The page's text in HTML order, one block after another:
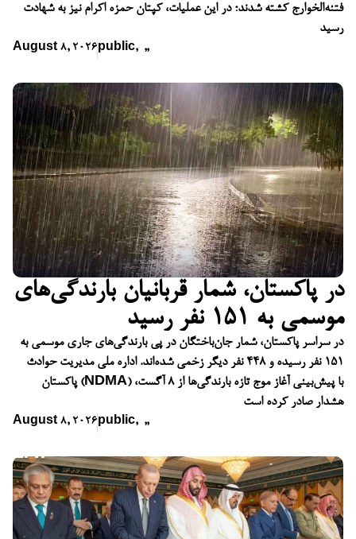
فتنه‌الخوارج کشته شدند؛ در این عملیات، کپتان حمزه اکرام نیز به شهادت
رسید
August 8, 2026 public, ,,
در پاکستان، شمار قربانیان بارندگی‌های
موسمی به ۱۵۱ نفر رسید
در سراسر پاکستان، شمار جان‌باختگان در پی بارندگی‌های جاری موسمی به
۱۵۱ نفر رسیده و ۴۴۸ نفر دیگر زخمی شده‌اند. اداره ملی مدیریت حوادث
پاکستان (NDMA) با پیش‌بینی آغاز موج تازه بارندگی‌ها از ۸ آگست،
هشدار صادر کرده است
August 8, 2026 public, ,,